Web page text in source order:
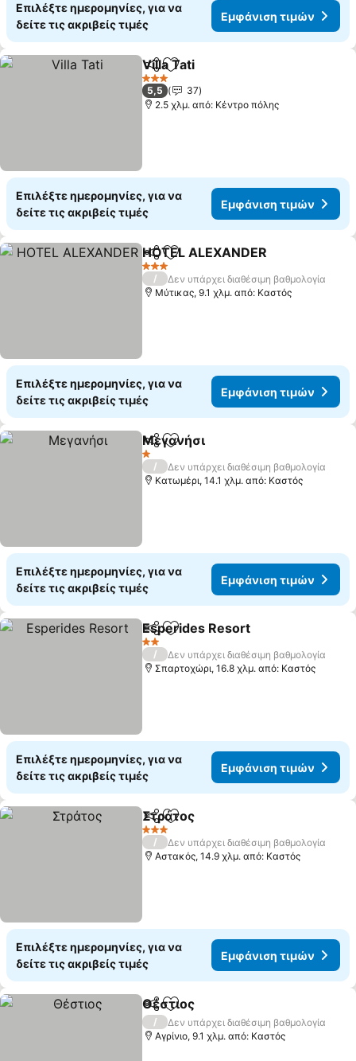
Επιλέξτε ημερομηνίες, για να
δείτε τις ακριβείς τιμές
Εμφάνιση τιμών
Κοινοποίηση
Προσθήκη στα αγαπημένα
Villa Tati
3 Αστέρια
5,5
37
2.5 χλμ. από: Κέντρο πόλης
Επιλέξτε ημερομηνίες, για να
δείτε τις ακριβείς τιμές
Εμφάνιση τιμών
Κοινοποίηση
Προσθήκη στα αγαπημένα
HOTEL ALEXANDER
3 Αστέρια
/
Δεν υπάρχει διαθέσιμη βαθμολογία
Μύτικας, 9.1 χλμ. από: Καστός
Επιλέξτε ημερομηνίες, για να
δείτε τις ακριβείς τιμές
Εμφάνιση τιμών
Κοινοποίηση
Προσθήκη στα αγαπημένα
Μεγανήσι
1 Αστέρια
/
Δεν υπάρχει διαθέσιμη βαθμολογία
Κατωμέρι, 14.1 χλμ. από: Καστός
Επιλέξτε ημερομηνίες, για να
δείτε τις ακριβείς τιμές
Εμφάνιση τιμών
Κοινοποίηση
Προσθήκη στα αγαπημένα
Esperides Resort
2 Αστέρια
/
Δεν υπάρχει διαθέσιμη βαθμολογία
Σπαρτοχώρι, 16.8 χλμ. από: Καστός
Επιλέξτε ημερομηνίες, για να
δείτε τις ακριβείς τιμές
Εμφάνιση τιμών
Κοινοποίηση
Προσθήκη στα αγαπημένα
Στράτος
3 Αστέρια
/
Δεν υπάρχει διαθέσιμη βαθμολογία
Αστακός, 14.9 χλμ. από: Καστός
Επιλέξτε ημερομηνίες, για να
δείτε τις ακριβείς τιμές
Εμφάνιση τιμών
Κοινοποίηση
Προσθήκη στα αγαπημένα
Θέστιος
/
Δεν υπάρχει διαθέσιμη βαθμολογία
Αγρίνιο, 9.1 χλμ. από: Καστός